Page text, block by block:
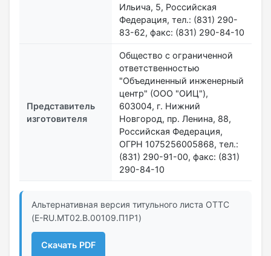
Ильича, 5, Российская
Федерация, тел.: (831) 290-
83-62, факс: (831) 290-84-10
Представитель
изготовителя
Общество с ограниченной
ответственностью
"Объединенный инженерный
центр" (ООО "ОИЦ"),
603004, г. Нижний
Новгород, пр. Ленина, 88,
Российская Федерация,
ОГРН 1075256005868, тел.:
(831) 290-91-00, факс: (831)
290-84-10
Альтернативная версия титульного листа ОТТС
(E-RU.MT02.B.00109.П1P1)
Скачать PDF